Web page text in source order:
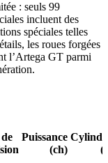
: seuls 99
incluent des
spéciales telles
les roues forgées
l’Artega GT parmi
Puissance
(ch)